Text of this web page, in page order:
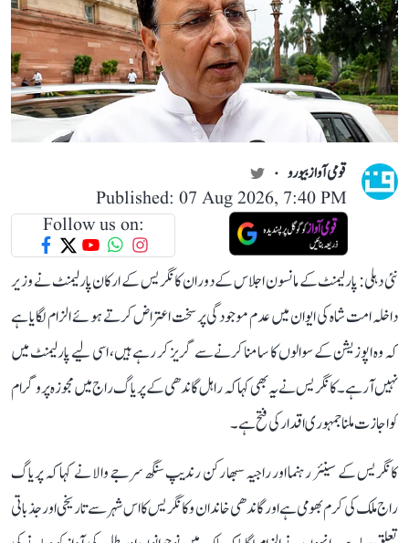
قومی آواز بیورو
Published: 07 Aug 2026, 7:40 PM
Follow us on:
نئی دہلی: پارلیمنٹ کے مانسون اجلاس کے دوران کانگریس کے ارکان پارلیمنٹ نے وزیر
داخلہ امت شاہ کی ایوان میں عدم موجودگی پر سخت اعتراض کرتے ہوئے الزام لگایا ہے
کہ وہ اپوزیشن کے سوالوں کا سامنا کرنے سے گریز کر رہے ہیں، اسی لیے پارلیمنٹ میں
نہیں آ رہے۔ کانگریس نے یہ بھی کہا کہ راہل گاندھی کے پریاگ راج میں مجوزہ پروگرام
کو اجازت ملنا جمہوری اقدار کی فتح ہے۔
کانگریس کے سینئر رہنما اور راجیہ سبھا رکن رندیپ سنگھ سرجے والا نے کہا کہ پریاگ
راج ملک کی کرم بھومی ہے اور گاندھی خاندان و کانگریس کا اس شہر سے تاریخی اور جذباتی